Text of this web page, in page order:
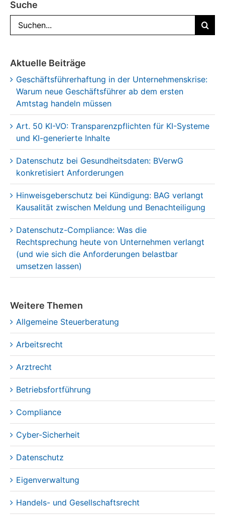
Suche
Suche
nach:
Aktuelle Beiträge
Geschäftsführerhaftung in der Unternehmenskrise:
Warum neue Geschäftsführer ab dem ersten
Amtstag handeln müssen
Art. 50 KI-VO: Transparenzpflichten für KI-Systeme
und KI-generierte Inhalte
Datenschutz bei Gesundheitsdaten: BVerwG
konkretisiert Anforderungen
Hinweisgeberschutz bei Kündigung: BAG verlangt
Kausalität zwischen Meldung und Benachteiligung
Datenschutz-Compliance: Was die
Rechtsprechung heute von Unternehmen verlangt
(und wie sich die Anforderungen belastbar
umsetzen lassen)
Weitere Themen
Allgemeine Steuerberatung
Arbeitsrecht
Arztrecht
Betriebsfortführung
Compliance
Cyber-Sicherheit
Datenschutz
Eigenverwaltung
Handels- und Gesellschaftsrecht